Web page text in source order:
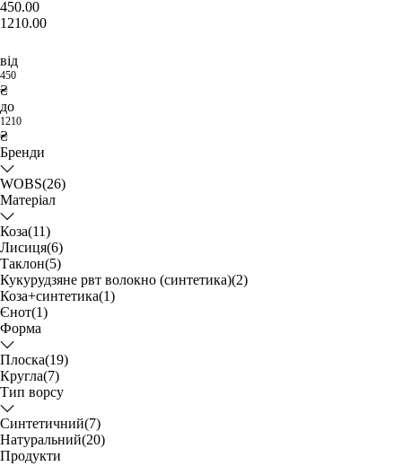
450.00
1210.00
від
450
₴
до
1210
₴
Бренди
WOBS(26)
Матеріал
Коза(11)
Лисиця(6)
Таклон(5)
Кукурудзяне рвт волокно (синтетика)(2)
Коза+синтетика(1)
Єнот(1)
Форма
Плоска(19)
Кругла(7)
Тип ворсу
Синтетичний(7)
Натуральний(20)
Продукти